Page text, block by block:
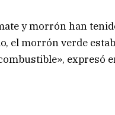
y morrón han
el morrón verde
expresó